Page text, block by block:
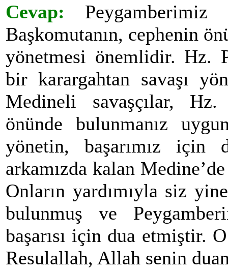
Cevap: Peygamberimiz
Başkomutanın, cephenin
yönetmesi önemlidir. Hz.
bir karargahtan savaşı
Medineli savaşçılar, Hz.
önünde bulunmanız
yönetin, başarımız
arkamızda kalan
Onların yardımıyla siz
bulunmuş ve
başarısı için dua etmiştir.
Resulallah, Allah senin